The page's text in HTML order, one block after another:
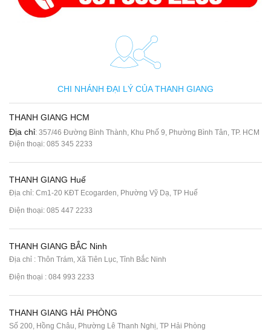
CHI NHÁNH ĐẠI LÝ CỦA THANH GIANG
THANH GIANG HCM
Địa chỉ: 357/46 Đường Bình Thành, Khu Phố 9, Phường Bình Tân, TP. HCM
Điện thoại: 085 345 2233
THANH GIANG Huế
Địa chỉ: Cm1-20 KĐT Ecogarden, Phường Vỹ Dạ, TP Huế
Điện thoại: 085 447 2233
THANH GIANG BẮC Ninh
Địa chỉ : Thôn Trám, Xã Tiên Lục, Tỉnh Bắc Ninh
Điện thoại : 084 993 2233
THANH GIANG HẢI PHÒNG
Số 200, Hồng Châu, Phường Lê Thanh Nghị, TP Hải Phòng